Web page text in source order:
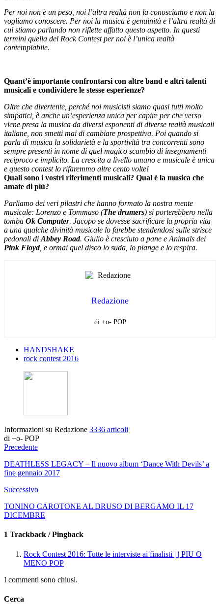
Per noi non è un peso, noi l’altra realtà non la conosciamo e non la
vogliamo conoscere. Per noi la musica è genuinità e l’altra realtà di
cui stiamo parlando non riflette affatto questo aspetto. In questi
termini quella del Rock Contest per noi è l’unica realtà
contemplabile.
Quant’è importante confrontarsi con altre band e altri talenti
musicali e condividere le stesse esperienze?
Oltre che divertente, perché noi musicisti siamo quasi tutti molto
simpatici, è anche un’esperienza unica per capire per che verso
viene presa la musica da diversi esponenti di diverse realtà musicali
italiane, non smetti mai di cambiare prospettiva. Poi quando si
parla di musica la solidarietà e la sportività tra concorrenti sono
sempre presenti in nome di quel magico scambio di insegnamenti
reciproco e implicito. La crescita a livello umano e musicale è unica
e questo contest lo rifaremmo altre cento volte!
Quali sono i vostri riferimenti musicali? Qual è la musica che
amate di più?
Parliamo dei veri pilastri che hanno formato la nostra mente
musicale: Lorenzo e Tommaso (The drumers) si porterebbero nella
tomba Ok Computer. Jacopo se dovesse sacrificare la propria vita
a una qualche divinità musicale lo farebbe stendendosi sulle strisce
pedonali di Abbey Road. Giulio è cresciuto a pane e Animals dei
Pink Floyd, e ormai quel disco lo suda, lo piange e lo respira.
Redazione
di +o- POP
HANDSHAKE
rock contest 2016
Informazioni su Redazione 3336 articoli
di +o- POP
Precedente
DEATHLESS LEGACY – Il nuovo album ‘Dance With Devils’ a
fine gennaio 2017
Successivo
TONINO CAROTONE AL DRUSO DI BERGAMO IL 17
DICEMBRE
1 Trackback / Pingback
Rock Contest 2016: Tutte le interviste ai finalisti | | PIU O
MENO POP
I commenti sono chiusi.
Cerca